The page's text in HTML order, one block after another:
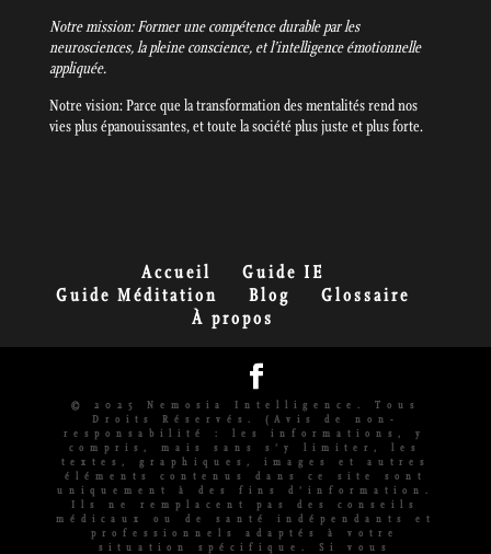
Notre mission: Former une compétence durable par les
neurosciences, la pleine conscience, et l’intelligence émotionnelle
appliquée.
Notre vision: Parce que la transformation des mentalités rend nos
vies plus épanouissantes, et toute la société plus juste et plus forte.
Accueil
Guide IE
Guide Méditation
Blog
Glossaire
À propos
© 2025 Nemosia Intelligence. Tous
Droits Réservés. (Avis de non-
responsabilité : les informations, y
compris, mais sans s'y limiter, les
textes, graphiques, images et autres
éléments contenus dans ce site sont
uniquement à des fins d'information.
Ils ne remplacent pas des conseils
médicaux ou de santé indépendants et
professionnels adaptés à votre
situation spécifique. Si vous